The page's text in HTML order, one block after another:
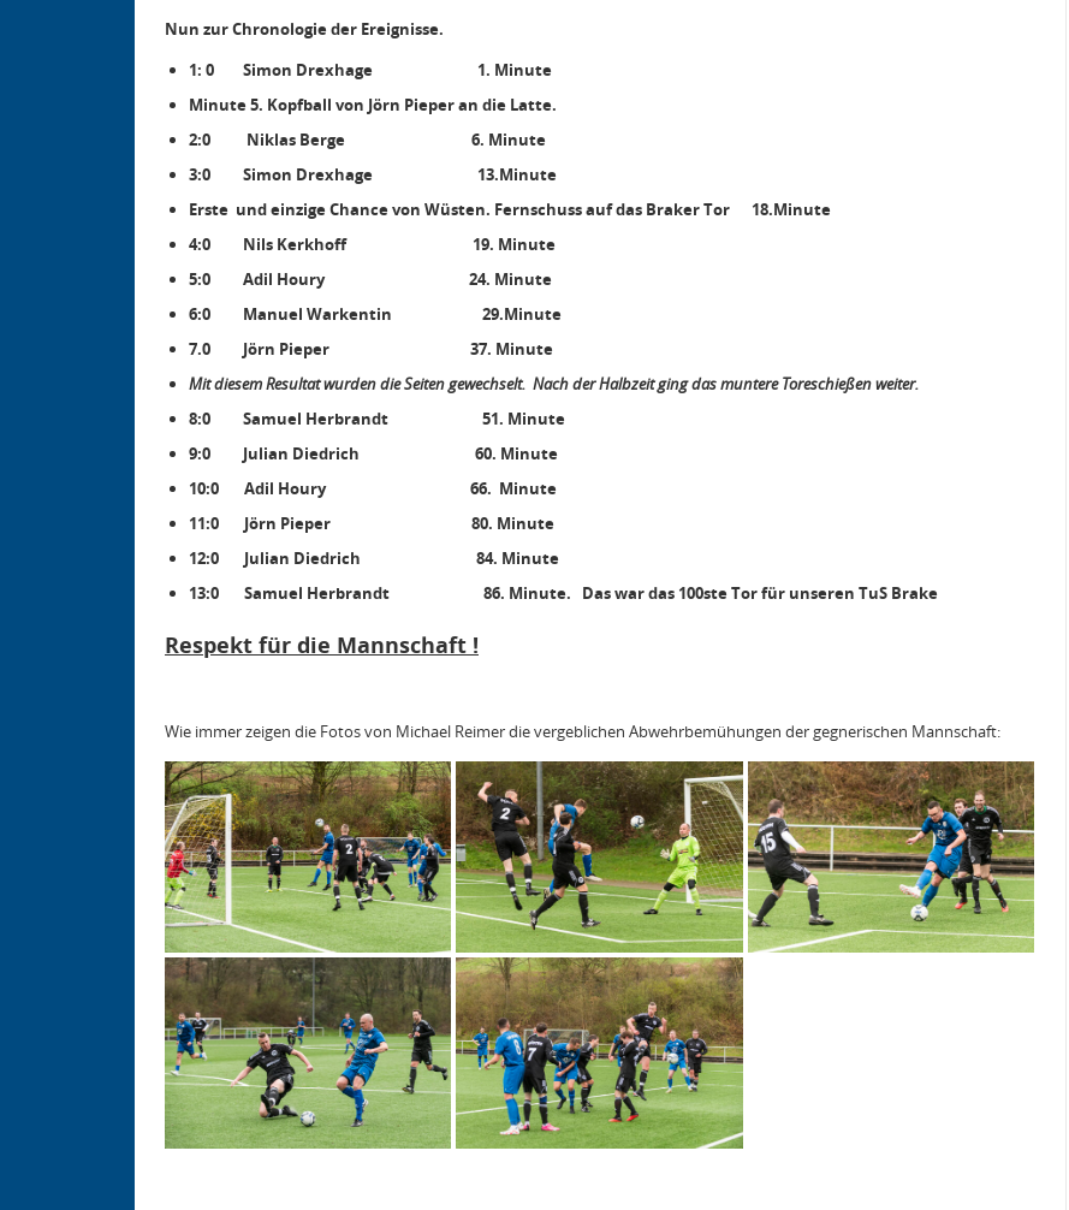
Nun zur Chronologie der Ereignisse.
1: 0 Simon Drexhage 1. Minute
Minute 5. Kopfball von Jörn Pieper an die Latte.
2:0 Niklas Berge 6. Minute
3:0 Simon Drexhage 13.Minute
Erste und einzige Chance von Wüsten. Fernschuss auf das Braker Tor 18.Minute
4:0 Nils Kerkhoff 19. Minute
5:0 Adil Houry 24. Minute
6:0 Manuel Warkentin 29.Minute
7.0 Jörn Pieper 37. Minute
Mit diesem Resultat wurden die Seiten gewechselt. Nach der Halbzeit ging das muntere Toreschießen weiter.
8:0 Samuel Herbrandt 51. Minute
9:0 Julian Diedrich 60. Minute
10:0 Adil Houry 66. Minute
11:0 Jörn Pieper 80. Minute
12:0 Julian Diedrich 84. Minute
13:0 Samuel Herbrandt 86. Minute. Das war das 100ste Tor für unseren TuS Brake
Respekt für die Mannschaft !
Wie immer zeigen die Fotos von Michael Reimer die vergeblichen Abwehrbemühungen der gegnerischen Mannschaft: